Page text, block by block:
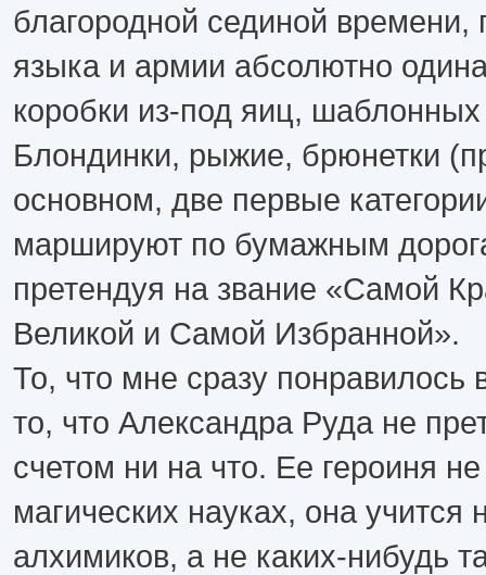
благородной сединой времени,
языка и армии абсолютно
коробки из-под яиц, шаблонных
Блондинки, рыжие, брюнетки
основном, две первые
маршируют по бумажным
претендуя на звание «Самой
Великой и Самой Избранной».
То, что мне сразу
то, что Александра Руда не
счетом ни на что. Ее героиня
магических науках, она учится
алхимиков, а не каких-нибудь